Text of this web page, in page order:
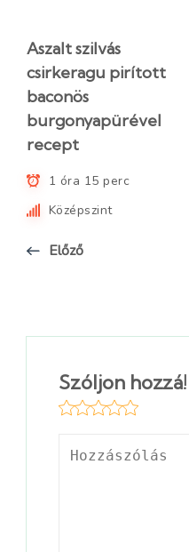
Aszalt szilvás
csirkeragu pirított
baconös
burgonyapürével
recept
1 óra 15 perc
Középszint
Előző
Szóljon hozzá!